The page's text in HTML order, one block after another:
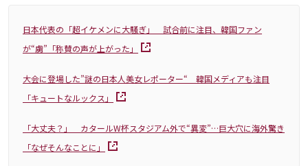
日本代表の「超イケメンに大騒ぎ」 試合前に注目、韓国ファン
が“虜”「称賛の声が上がった」
大会に登場した”謎の日本人美女レポーター“ 韓国メディアも注目
「キュートなルックス」
「大丈夫？」 カタールW杯スタジアム外で“異変”…巨大穴に海外驚き
「なぜそんなことに」